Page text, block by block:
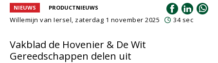
NIEUWS PRODUCTNIEUWS
Willemijn van Iersel, zaterdag 1 november 2025 34 sec
Vakblad de Hovenier & De Wit
Gereedschappen delen uit